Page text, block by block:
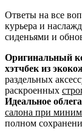
Ответы на все
курьера и
сиденьями и
Оригинальный
хэтчбек из
раздельных
раскроенных
Идеальное
салона при
полном